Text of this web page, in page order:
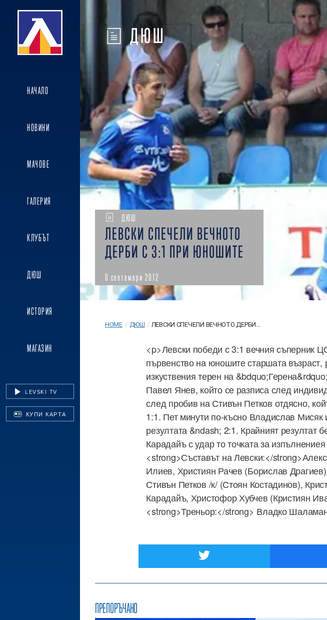
НАЧАЛО
НОВИНИ
МАЧОВЕ
ГАЛЕРИЯ
КЛУБЪТ
ДЮШ
ИСТОРИЯ
МАГАЗИН
LEVSKI TV
КУПИ КАРТА
ДЮШ
ДЮШ
ЛЕВСКИ СПЕЧЕЛИ ВЕЧНОТО
ДЕРБИ С 3:1 ПРИ ЮНОШИТЕ
8 септември 2012
HOME / ДЮШ / ЛЕВСКИ СПЕЧЕЛИ ВЕЧНОТО ДЕРБИ...
<p>Левски победи с 3:1 вечния съперник
първенство на юношите старшата възраст,
изкуствения терен на
Павел Янев, който се разписа след
след пробив на Стивън Петков отдясно,
1:1. Пет минути по-късно Владислав
резултата &ndash; 2:1. Крайният резултат
Карадайъ с удар то точката за
<strong>Съставът на Левски:</
Илиев, Християн Рачев (Борислав
Стивън Петков /к/ (Стоян Костадинов),
Карадайъ, Христофор Хубчев (Кристиян
<strong>Треньор:</strong> Владко
ПРЕПОРЪЧАНО